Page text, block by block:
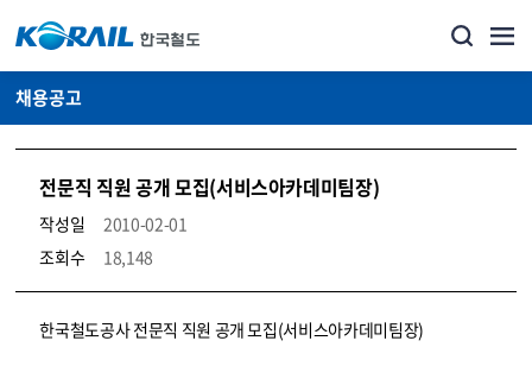
채용공고
전문직 직원 공개 모집(서비스아카데미팀장)
작성일
2010-02-01
조회수
18,148
코레일소개_경영공시_채용공고 상세보기 – 내용, 파일, 담당자 연락처로 구성
한국철도공사 전문직 직원 공개 모집(서비스아카데미팀장)